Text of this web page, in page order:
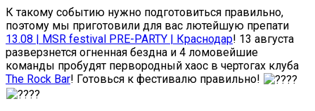
К такому событию нужно подготовиться правильно,
поэтому мы приготовили для вас лютейшую препати
13.08 | MSR festival PRE-PARTY | Краснодар! 13 августа
разверзнется огненная бездна и 4 ломовейшие
команды пробудят первородный хаос в чертогах клуба
The Rock Bar! Готовься к фестивалю правильно!